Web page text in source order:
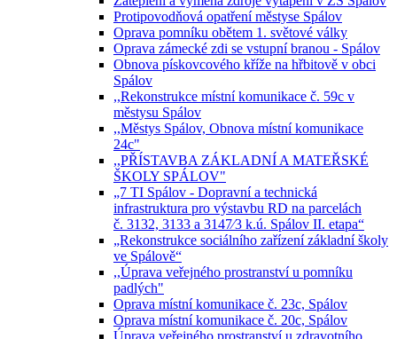
Protipovodňová opatření městyse Spálov
Oprava pomníku obětem 1. světové války
Oprava zámecké zdi se vstupní branou - Spálov
Obnova pískovcového kříže na hřbitově v obci
Spálov
,,Rekonstrukce místní komunikace č. 59c v
městysu Spálov
,,Městys Spálov, Obnova místní komunikace
24c"
,,PŘÍSTAVBA ZÁKLADNÍ A MATEŘSKÉ
ŠKOLY SPÁLOV"
„7 TI Spálov - Dopravní a technická
infrastruktura pro výstavbu RD na parcelách
č. 3132, 3133 a 3147⁄3 k.ú. Spálov II. etapa“
„Rekonstrukce sociálního zařízení základní školy
ve Spálově“
,,Úprava veřejného prostranství u pomníku
padlých"
Oprava místní komunikace č. 23c, Spálov
Oprava místní komunikace č. 20c, Spálov
Úprava veřejného prostranství u zdravotního